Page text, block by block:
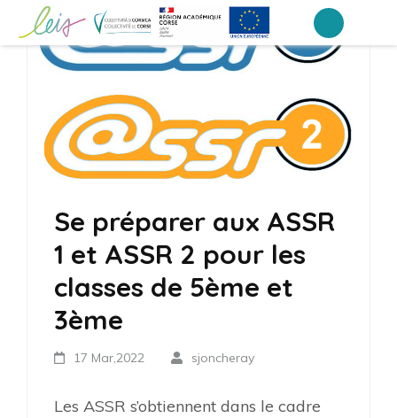
contenuCollège Laetitia Bonaparte – Ajaccio
Se préparer aux ASSR
1 et ASSR 2 pour les
classes de 5ème et
3ème
17 Mar,2022 sjoncheray
Les ASSR s’obtiennent dans le cadre